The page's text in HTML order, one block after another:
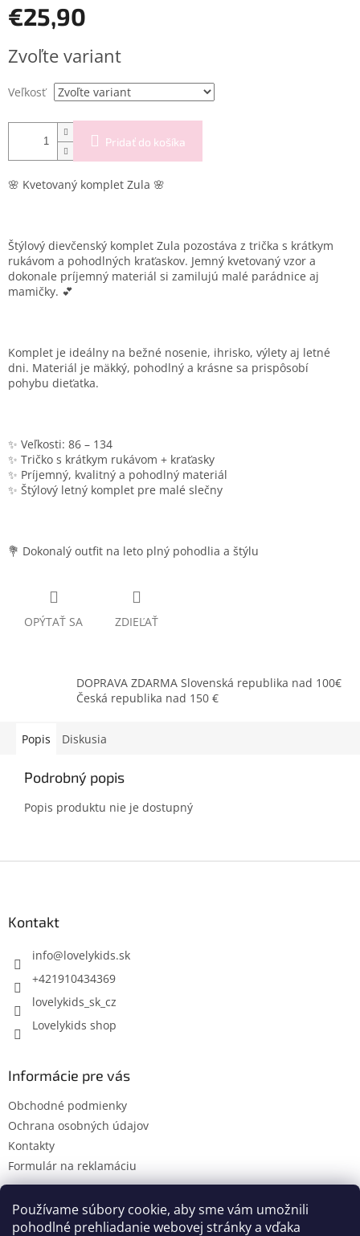
Používame súbory cookie, aby sme vám umožnili
pohodlné prehliadanie webovej stránky a vďaka
€25,90
cena:
Zvoľte variant
Veľkosť
Pridať do košíka
🌸 Kvetovaný komplet Zula 🌸
Štýlový dievčenský komplet Zula pozostáva z trička s krátkym
rukávom a pohodlných kraťaskov. Jemný kvetovaný vzor a
dokonale príjemný materiál si zamilujú malé parádnice aj
mamičky. 💕
Komplet je ideálny na bežné nosenie, ihrisko, výlety aj letné
dni. Materiál je mäkký, pohodlný a krásne sa prispôsobí
pohybu dieťatka.
✨ Veľkosti: 86 – 134
✨ Tričko s krátkym rukávom + kraťasky
✨ Príjemný, kvalitný a pohodlný materiál
✨ Štýlový letný komplet pre malé slečny
💐 Dokonalý outfit na leto plný pohodlia a štýlu
OPÝTAŤ SA ZDIEĽAŤ
DOPRAVA ZDARMA Slovenská republika nad 100€
Česká republika nad 150 €
Popis Diskusia
Podrobný popis
Popis produktu nie je dostupný
Kontakt
info@lovelykids.sk
+421910434369
lovelykids_sk_cz
Lovelykids shop
Informácie pre vás
Obchodné podmienky
Ochrana osobných údajov
Kontakty
Formulár na reklamáciu
Kontakty Novinky